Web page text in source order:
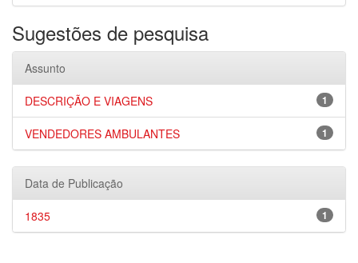
Sugestões de pesquisa
Assunto
1
DESCRIÇÃO E VIAGENS
1
VENDEDORES AMBULANTES
Data de Publicação
1
1835